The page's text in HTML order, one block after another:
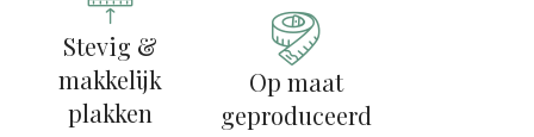
Stevig &
makkelijk
plakken
Op maat
geproduceerd